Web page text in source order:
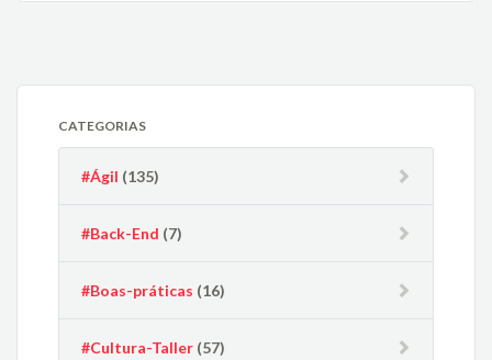
CATEGORIAS
#Ágil (135)
#Back-End (7)
#Boas-práticas (16)
#Cultura-Taller (57)